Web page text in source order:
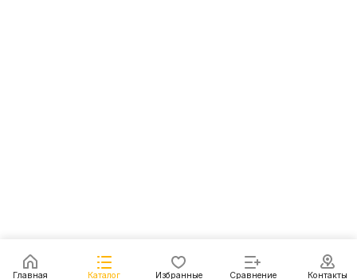
Главная Каталог Избранные Сравнение Контакты